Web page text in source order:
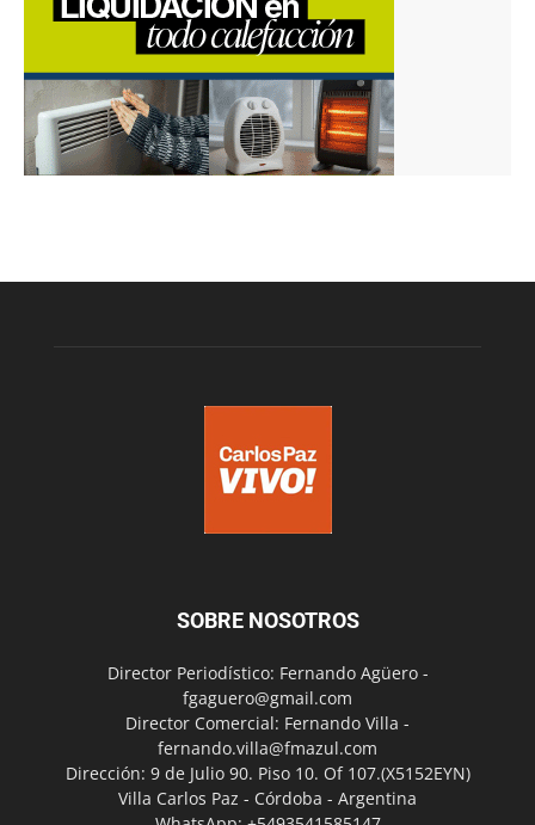
SOBRE NOSOTROS
Director Periodístico: Fernando Agüero -
fgaguero@gmail.com
Director Comercial: Fernando Villa -
fernando.villa@fmazul.com
Dirección: 9 de Julio 90. Piso 10. Of 107.(X5152EYN)
Villa Carlos Paz - Córdoba - Argentina